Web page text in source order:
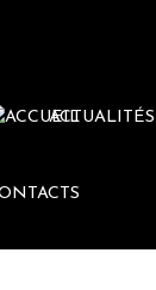
ACTUALITÉS